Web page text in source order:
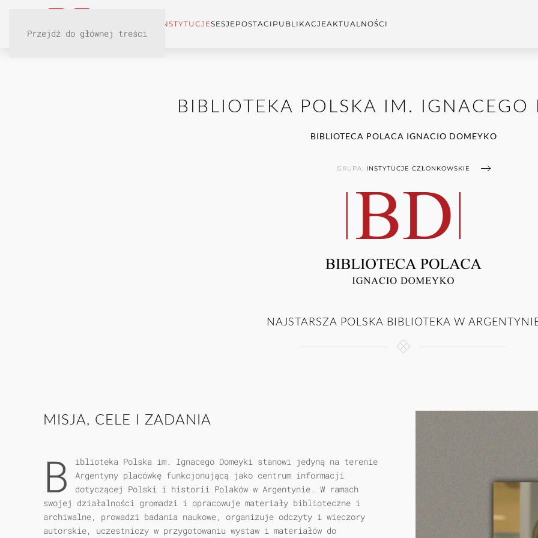
Przejdź do głównej treści
INSTYTUCJESESJEPOSTACI PUBLIKACJEAKTUALNOŚCI
BIBLIOTEKA POLSKA IM. IGNACEGO
BIBLIOTECA POLACA IGNACIO DOMEYKO
GRUPA: INSTYTUCJE CZŁONKOWSKIE
NAJSTARSZA POLSKA BIBLIOTEKA W
MISJA, CELE I ZADANIA
B
iblioteka Polska im. Ignacego Domeyki stanowi jedyną na terenie
Argentyny placówkę funkcjonującą jako centrum informacji
dotyczącej Polski i historii Polaków w Argentynie. W ramach
swojej działalności gromadzi i opracowuje materiały biblioteczne i
archiwalne, prowadzi badania naukowe, organizuje odczyty i wieczory
autorskie, uczestniczy w przygotowaniu wystaw i materiałów do